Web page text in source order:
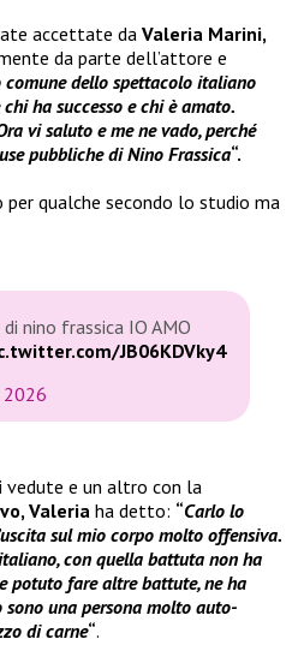
accettate da Valeria Marini,
da parte dell’attore e
comune dello spettacolo italiano
ha successo e chi è amato.
vi saluto e me ne vado, perché
pubbliche di Nino Frassica“.
per qualche secondo lo studio ma
nino frassica IO AMO
JB06KDVky4
2026
vedute e un altro con la
Valeria ha detto: “Carlo lo
sul mio corpo molto offensiva.
con quella battuta non ha
potuto fare altre battute, ne ha
una persona molto auto-
di carne“.